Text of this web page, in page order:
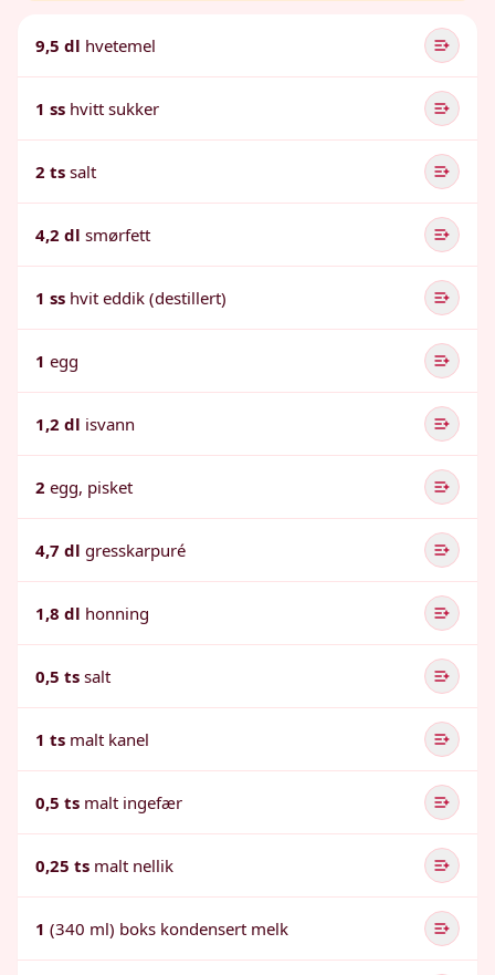
9,5 dl hvetemel
1 ss hvitt sukker
2 ts salt
4,2 dl smørfett
1 ss hvit eddik (destillert)
1 egg
1,2 dl isvann
2 egg, pisket
4,7 dl gresskarpuré
1,8 dl honning
0,5 ts salt
1 ts malt kanel
0,5 ts malt ingefær
0,25 ts malt nellik
1 (340 ml) boks kondensert melk